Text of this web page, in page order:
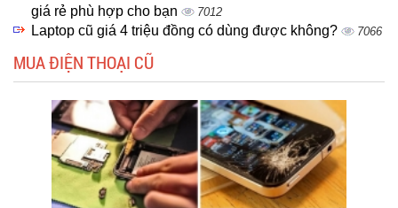
giá rẻ phù hợp cho bạn
7012
Laptop cũ giá 4 triệu đồng có dùng được không? 7066
MUA ĐIỆN THOẠI CŨ